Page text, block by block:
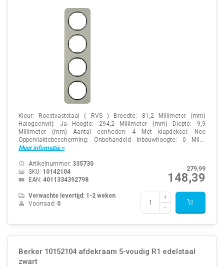
Kleur: Roestvaststaal ( RVS ) Breedte: 81,2 Millimeter (mm)
Halogeenvrij: Ja Hoogte: 294,2 Millimeter (mm) Diepte: 9,9
Millimeter (mm) Aantal eenheden: 4 Met klapdeksel: Nee
Oppervlaktebescherming: Onbehandeld Inbouwhoogte: 0 Mil...
Meer informatie »
279,99
148,39
Artikelnummer: 335730
SKU: 10142104
EAN: 4011334392798
Verwachte levertijd: 1-2 weken
Voorraad: 0
Berker 10152104 afdekraam 5-voudig R1 edelstaal
zwart